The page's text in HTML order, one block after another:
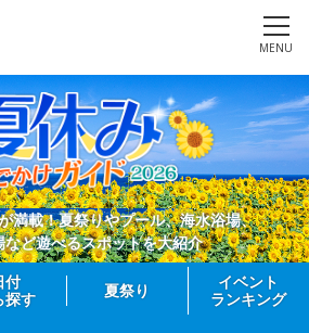
MENU
満載！夏祭りやプール、海水浴場、
など遊べるスポットを大紹介
付
探す
夏祭り
イベント
ランキング